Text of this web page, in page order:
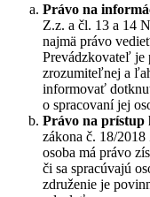
Právo na
Z.z. a čl. 13 a 14
najmä právo
Prevádzkovateľ je
zrozumiteľnej a
informovať
o spracovaní jej
Právo na prístup
zákona č. 18/
osoba má právo
či sa spracúvajú
združenie je